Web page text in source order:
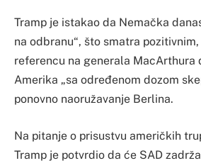
Tramp je istakao da Nemačka
na odbranu“, što smatra
referencu na generala MacArthura
Amerika „sa određenom dozom
ponovno naoružavanje Berlina.
Na pitanje o prisustvu američkih
Tramp je potvrdio da će SAD